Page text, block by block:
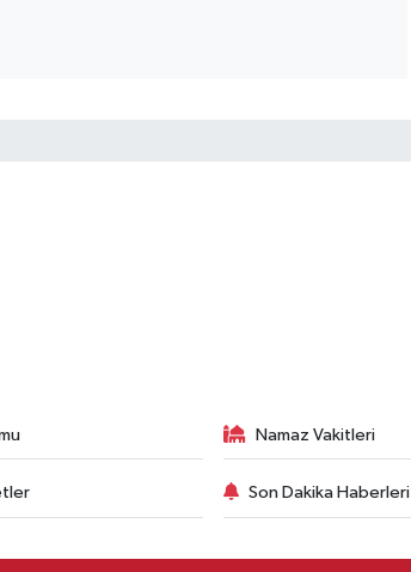
Namaz Vakitleri
Son Dakika Haberleri